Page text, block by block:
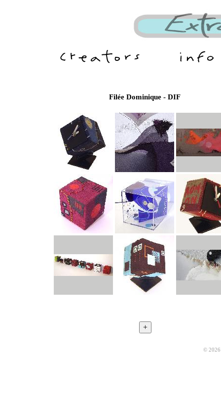
Filée Dominique - DIF
©